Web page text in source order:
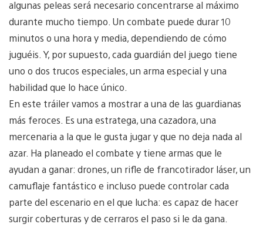
algunas peleas será necesario concentrarse al máximo
durante mucho tiempo. Un combate puede durar 10
minutos o una hora y media, dependiendo de cómo
juguéis. Y, por supuesto, cada guardián del juego tiene
uno o dos trucos especiales, un arma especial y una
habilidad que lo hace único.
En este tráiler vamos a mostrar a una de las guardianas
más feroces. Es una estratega, una cazadora, una
mercenaria a la que le gusta jugar y que no deja nada al
azar. Ha planeado el combate y tiene armas que le
ayudan a ganar: drones, un rifle de francotirador láser, un
camuflaje fantástico e incluso puede controlar cada
parte del escenario en el que lucha: es capaz de hacer
surgir coberturas y de cerraros el paso si le da gana.